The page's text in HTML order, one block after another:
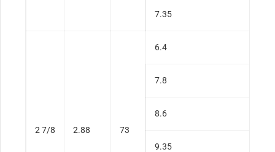
7.35
2 7/8 2.88 73
6.4
7.8
8.6
9.35